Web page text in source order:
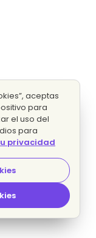
aceptas
para
el uso del
para
privacidad